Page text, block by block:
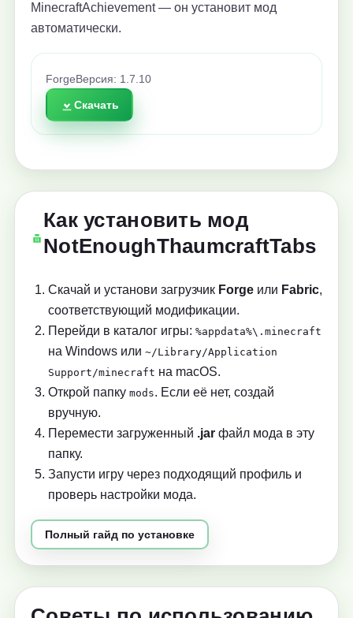
MinecraftAchievement — он установит мод
автоматически.
Forge Версия: 1.7.10
Скачать
Как установить мод
NotEnoughThaumcraftTabs
Скачай и установи загрузчик Forge или Fabric,
соответствующий модификации.
Перейди в каталог игры: %appdata%\.minecraft
на Windows или ~/Library/Application
Support/minecraft на macOS.
Открой папку mods. Если её нет, создай
вручную.
Перемести загруженный .jar файл мода в эту
папку.
Запусти игру через подходящий профиль и
проверь настройки мода.
Полный гайд по установке